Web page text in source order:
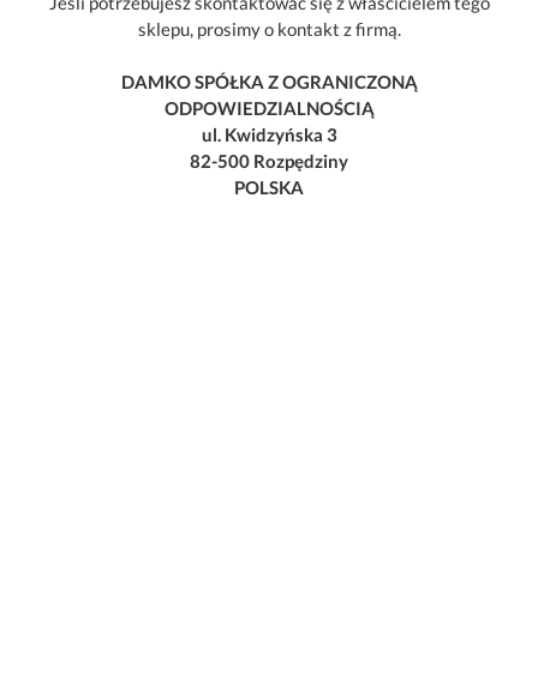
sklepu, prosimy o kontakt z firmą.
DAMKO SPÓŁKA Z OGRANICZONĄ
ODPOWIEDZIALNOŚCIĄ
ul. Kwidzyńska 3
82-500 Rozpędziny
POLSKA